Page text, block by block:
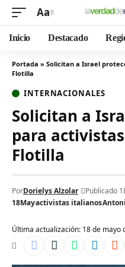
Aa
Inicio Destacado
Portada » Solicitan a Israel
Flotilla
INTERNACIONALES
Solicitan a
para
Flotilla
Última actualización: 18 de mayo
PorDorielys Alzolar
Publicado
18Mayactivistas italianos